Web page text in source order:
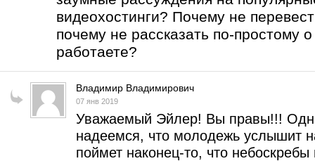
видеохостинги? Почему не
почему не рассказать по-простому
работаете?
Владимир Владимирович
07 янв 2019
Уважаемый Эйлер! Вы правы!!!
надеемся, что молодежь услышит
поймет наконец-то, что